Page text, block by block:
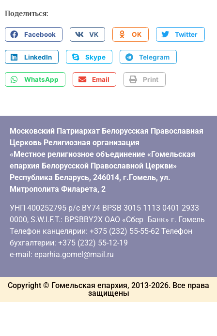
Поделиться:
Facebook VK OK Twitter
LinkedIn Skype Telegram
WhatsApp Email Print
Московский Патриархат Белорусская Православная
Церковь Религиозная организация
«Местное религиозное объединение «Гомельская
епархия Белорусской Православной Церкви»
Республика Беларусь, 246014, г.Гомель, ул.
Митрополита Филарета, 2
УНП 400252795 р/с BY74 BPSB 3015 1113 0401 2933
0000, S.W.I.F.T.: BPSBBY2X ОАО «Сбер Банк» г. Гомель
Телефон канцелярии: +375 (232) 55-55-62 Телефон
бухгалтерии: +375 (232) 55-12-19
e-mail: eparhia.gomel@mail.ru
Copyright © Гомельская епархия, 2013-2026. Все права
защищены